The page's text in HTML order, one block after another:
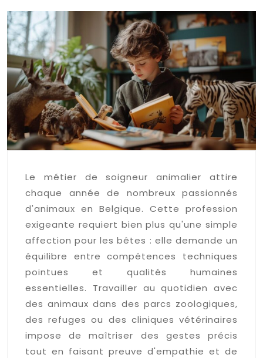
Le métier de soigneur animalier attire
chaque année de nombreux passionnés
d'animaux en Belgique. Cette profession
exigeante requiert bien plus qu'une simple
affection pour les bêtes : elle demande un
équilibre entre compétences techniques
pointues et qualités humaines
essentielles. Travailler au quotidien avec
des animaux dans des parcs zoologiques,
des refuges ou des cliniques vétérinaires
impose de maîtriser des gestes précis
tout en faisant preuve d'empathie et de